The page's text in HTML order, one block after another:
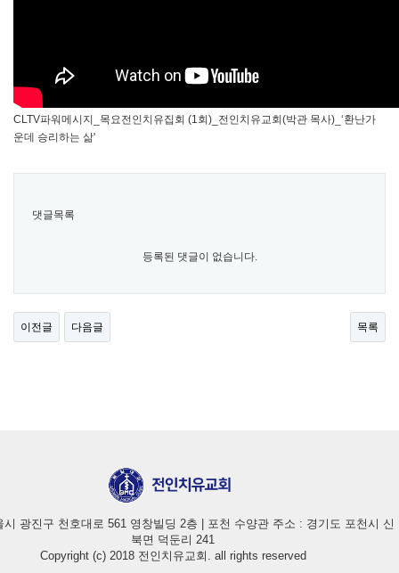
CLTV파워메시지_목요전인치유집회 (1회)_전인치유교회(박관 목사)_‘환난가
운데 승리하는 삶'
댓글목록
등록된 댓글이 없습니다.
이전글 다음글 목록
시 광진구 천호대로 561 영창빌딩 2층 | 포천 수양관 주소 : 경기도 포천시 신
북면 덕둔리 241
Copyright (c) 2018 전인치유교회. all rights reserved